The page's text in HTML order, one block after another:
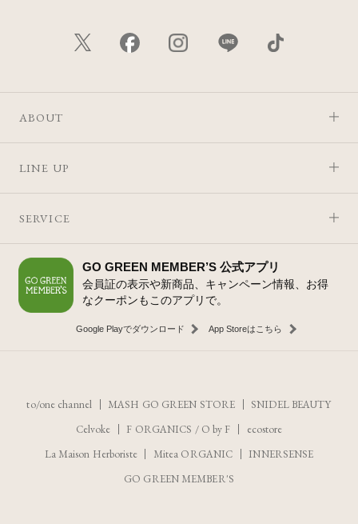
ABOUT
LINE UP
SERVICE
GO GREEN MEMBER’S 公式アプリ
会員証の表示や新商品、キャンペーン情報、お得
なクーポンもこのアプリで。
Google Playでダウンロード App Storeはこちら
to/one channel MASH GO GREEN STORE
SNIDEL BEAUTY
Celvoke
F ORGANICS / O by F
ecostore
La Maison Herboriste
Mitea ORGANIC
INNERSENSE
GO GREEN MEMBER'S